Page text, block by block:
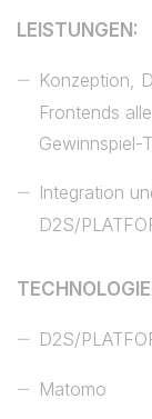
LEISTUNGEN:
Konzeption,
Frontends
Gewinnspiel-
Integration
D2S/
D2S/
Matomo